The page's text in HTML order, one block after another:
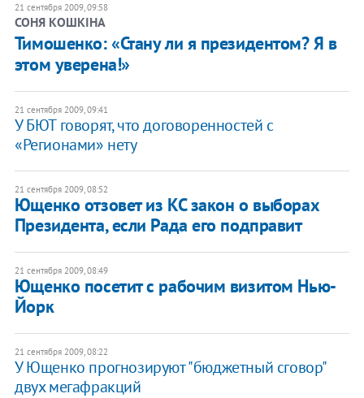
21 сентября 2009, 09:58
СОНЯ КОШКІНА
Тимошенко: «Стану ли я президентом? Я в
этом уверена!»
21 сентября 2009, 09:41
У БЮТ говорят, что договоренностей с
«Регионами» нету
21 сентября 2009, 08:52
Ющенко отзовет из КС закон о выборах
Президента, если Рада его подправит
21 сентября 2009, 08:49
Ющенко посетит с рабочим визитом Нью-
Йорк
21 сентября 2009, 08:22
У Ющенко прогнозируют "бюджетный сговор"
двух мегафракций